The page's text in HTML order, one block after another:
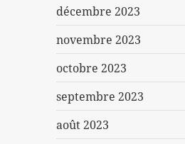
décembre 2023
novembre 2023
octobre 2023
septembre 2023
août 2023